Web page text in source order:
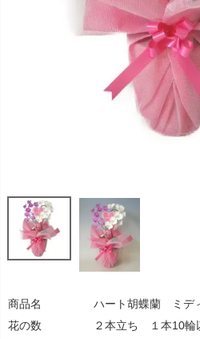
商品名
ハート胡蝶蘭 ミデ
花の数
２本立ち １本10